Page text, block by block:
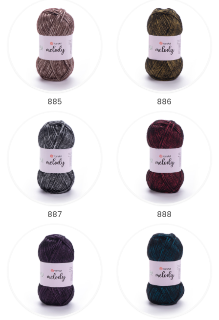
885 886
887 888